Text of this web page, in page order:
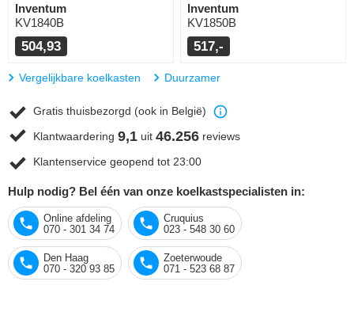
Inventum
KV1840B
504,93
Inventum
KV1850B
517,-
Vergelijkbare koelkasten Duurzamer
Gratis thuisbezorgd (ook in België)
Klantwaardering 9,1 uit 46.256 reviews
Klantenservice geopend tot 23:00
Hulp nodig? Bel één van onze koelkastspecialisten in:
Online afdeling
070 - 301 34 74
Cruquius
023 - 548 30 60
Den Haag
070 - 320 93 85
Zoeterwoude
071 - 523 68 87